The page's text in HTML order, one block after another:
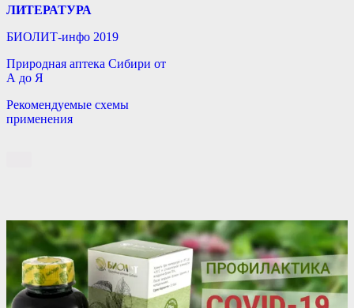
ЛИТЕРАТУРА
БИОЛИТ-инфо 2019
Природная аптека Сибири от
А до Я
Рекомендуемые схемы
применения